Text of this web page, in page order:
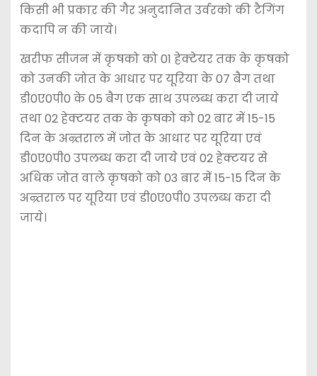
किसी भी प्रकार की गैर अनुदानित उर्वरको की टैगिंग
कदापि न की जाये।
खरीफ सीजन में कृषको को 01 हेक्टेयर तक के कृषको
को उनकी जोत के आधार पर यूरिया के 07 बैग तथा
डी0ए0पी0 के 05 बैग एक साथ उपलब्ध करा दी जाये
तथा 02 हेक्टयर तक के कृषको को 02 बार में 15-15
दिन के अन्र्तराल में जोत के आधार पर यूरिया एवं
डी0ए0पी0 उपलब्ध करा दी जाये एवं 02 हेक्टयर से
अधिक जोत वाले कृषको को 03 बार में 15-15 दिन के
अन्र्तराल पर यूरिया एवं डी0ए0पी0 उपलब्ध करा दी
जाये।